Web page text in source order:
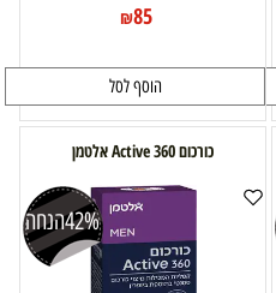
₪85
הוסף לסל
כורכום 360 Active אלטמן
42%הנחה